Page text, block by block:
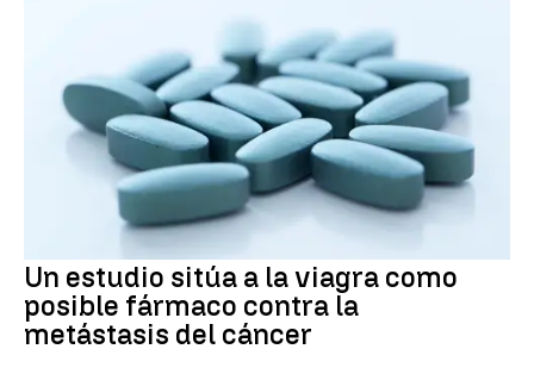
Un estudio sitúa a la viagra como
posible fármaco contra la
metástasis del cáncer